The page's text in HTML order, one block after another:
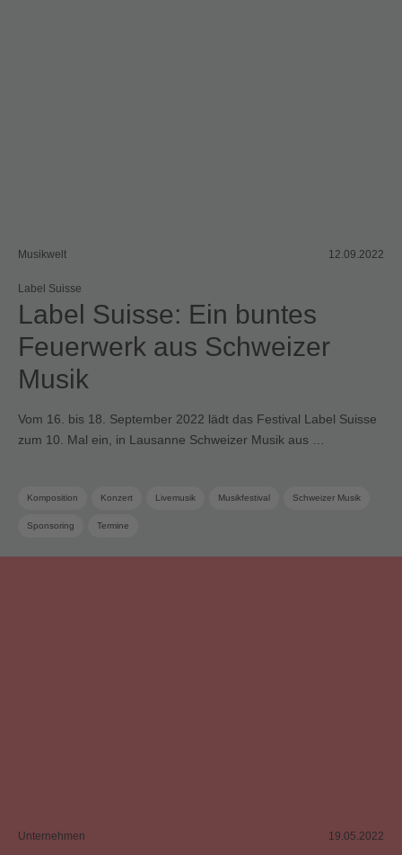
Musikwelt 12.09.2022
Label Suisse
Label Suisse: Ein buntes
Feuerwerk aus Schweizer
Musik
Vom 16. bis 18. September 2022 lädt das Festival Label Suisse
zum 10. Mal ein, in Lausanne Schweizer Musik aus …
Komposition Konzert Livemusik Musikfestival Schweizer Musik
Sponsoring Termine
Unternehmen 19.05.2022